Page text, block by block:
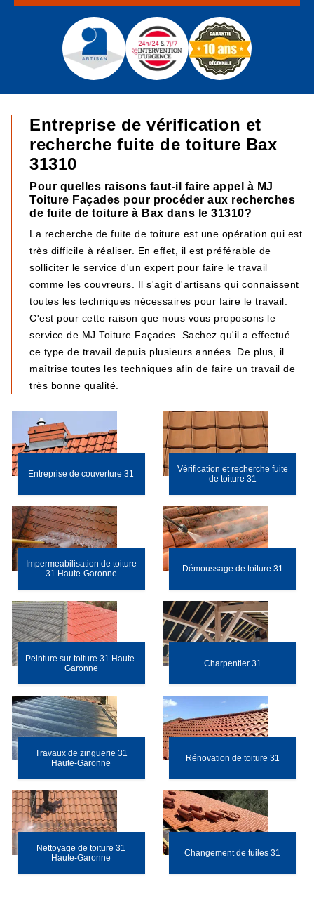
Entreprise de vérification et
recherche fuite de toiture Bax
31310
Pour quelles raisons faut-il faire appel à MJ
Toiture Façades pour procéder aux recherches
de fuite de toiture à Bax dans le 31310?
La recherche de fuite de toiture est une opération qui est
très difficile à réaliser. En effet, il est préférable de
solliciter le service d'un expert pour faire le travail
comme les couvreurs. Il s'agit d'artisans qui connaissent
toutes les techniques nécessaires pour faire le travail.
C'est pour cette raison que nous vous proposons le
service de MJ Toiture Façades. Sachez qu'il a effectué
ce type de travail depuis plusieurs années. De plus, il
maîtrise toutes les techniques afin de faire un travail de
très bonne qualité.
Entreprise de couverture 31
Vérification et recherche fuite
de toiture 31
Impermeabilisation de toiture
31 Haute-Garonne
Démoussage de toiture 31
Peinture sur toiture 31 Haute-
Garonne
Charpentier 31
Travaux de zinguerie 31
Haute-Garonne
Rénovation de toiture 31
Nettoyage de toiture 31
Haute-Garonne
Changement de tuiles 31